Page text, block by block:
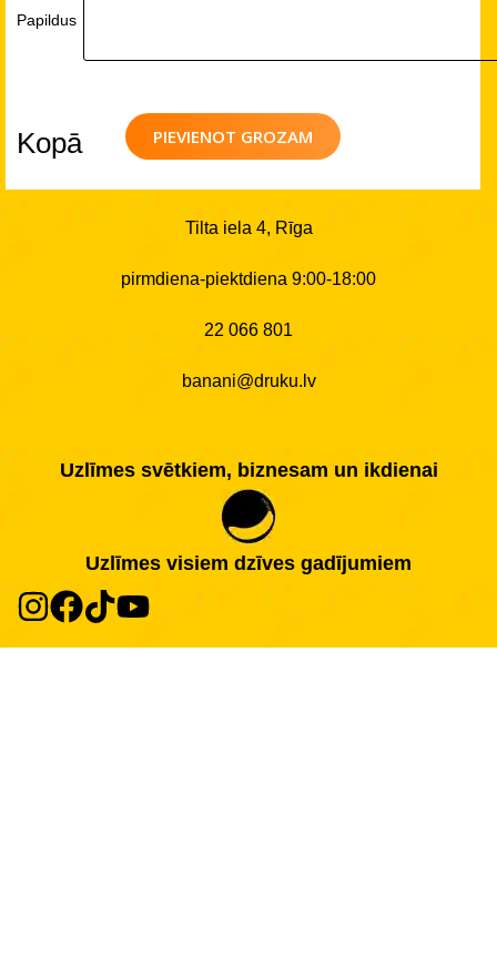
Papildus
PIEVIENOT GROZAM
Kopā
Tilta iela 4, Rīga
pirmdiena-piektdiena 9:00-18:00
22 066 801
banani@druku.lv
Uzlīmes svētkiem, biznesam un ikdienai
Uzlīmes visiem dzīves gadījumiem